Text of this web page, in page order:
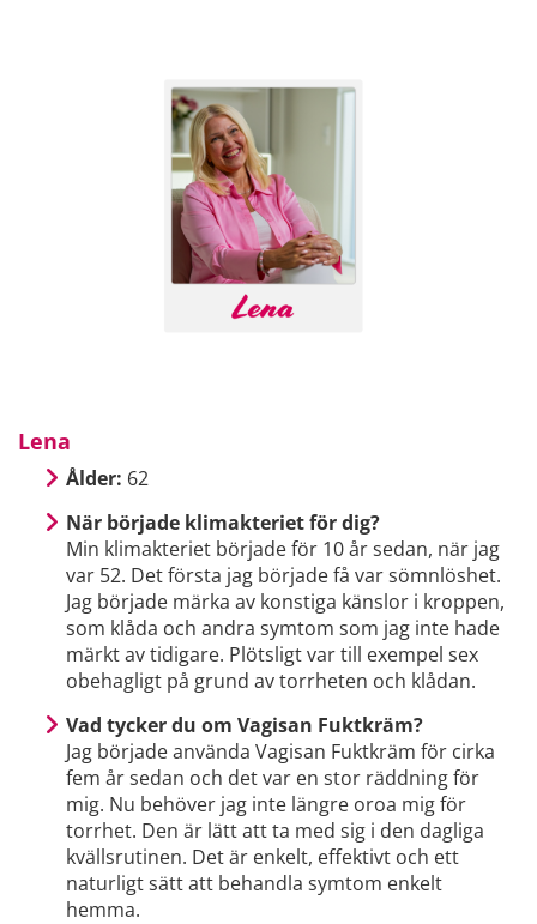
Lena
Ålder: 62
När började klimakteriet för dig?
Min klimakteriet började för 10 år sedan, när jag
var 52. Det första jag började få var sömnlöshet.
Jag började märka av konstiga känslor i kroppen,
som klåda och andra symtom som jag inte hade
märkt av tidigare. Plötsligt var till exempel sex
obehagligt på grund av torrheten och klådan.
Vad tycker du om Vagisan Fuktkräm?
Jag började använda Vagisan Fuktkräm för cirka
fem år sedan och det var en stor räddning för
mig. Nu behöver jag inte längre oroa mig för
torrhet. Den är lätt att ta med sig i den dagliga
kvällsrutinen. Det är enkelt, effektivt och ett
naturligt sätt att behandla symtom enkelt
hemma.